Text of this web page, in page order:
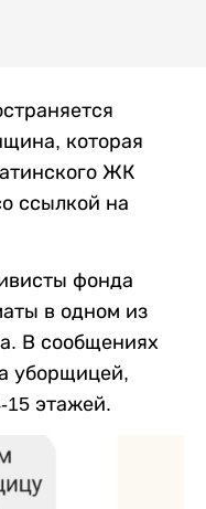
которая
ЖК
ссылкой на
фонда
в одном из
В сообщениях
уборщицей,
15 этажей.